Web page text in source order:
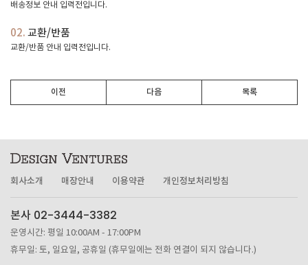
배송정보 안내 입력전입니다.
02. 교환/반품
교환/반품 안내 입력전입니다.
이전 다음 목록
회사소개 매장안내 이용약관 개인정보처리방침
본사 02-3444-3382
운영시간: 평일 10:00AM - 17:00PM
휴무일: 토, 일요일, 공휴일 (휴무일에는 전화 연결이 되지 않습니다.)